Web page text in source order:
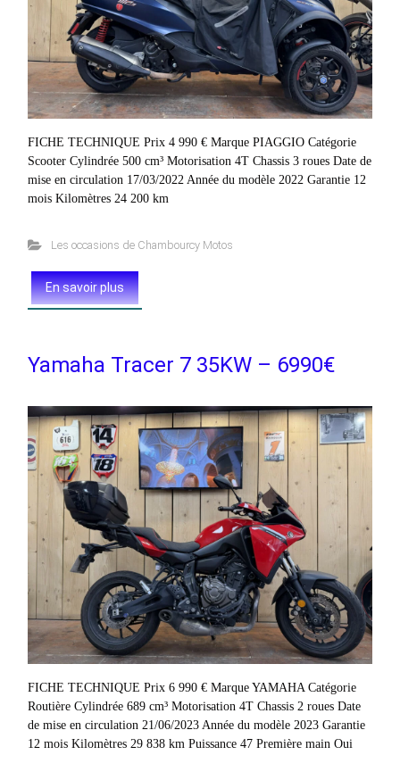
FICHE TECHNIQUE Prix 4 990 € Marque PIAGGIO Catégorie
Scooter Cylindrée 500 cm³ Motorisation 4T Chassis 3 roues Date de
mise en circulation 17/03/2022 Année du modèle 2022 Garantie 12
mois Kilomètres 24 200 km
Les occasions de Chambourcy Motos
En savoir plus
Yamaha Tracer 7 35KW – 6990€
FICHE TECHNIQUE Prix 6 990 € Marque YAMAHA Catégorie
Routière Cylindrée 689 cm³ Motorisation 4T Chassis 2 roues Date
de mise en circulation 21/06/2023 Année du modèle 2023 Garantie
12 mois Kilomètres 29 838 km Puissance 47 Première main Oui